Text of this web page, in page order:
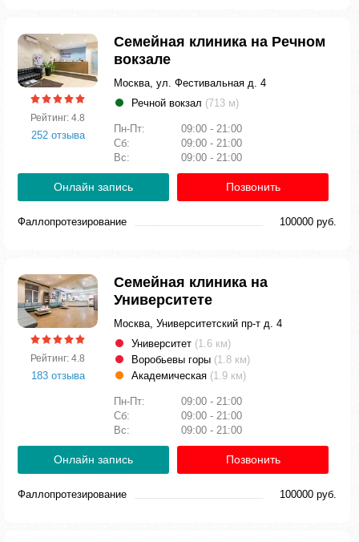
Рейтинг: 4.8
252 отзыва
Семейная клиника на Речном
вокзале
Москва, ул. Фестивальная д. 4
Речной вокзал (713 м)
Пн-Пт:
09:00 - 21:00
Сб:
09:00 - 21:00
Вс:
09:00 - 21:00
Онлайн запись Позвонить
Фаллопротезирование 100000 руб.
Рейтинг: 4.8
183 отзыва
Семейная клиника на
Университете
Москва, Университетский пр-т д. 4
Университет (1.6 км)
Воробьевы горы (1.8 км)
Академическая (1.9 км)
Пн-Пт:
09:00 - 21:00
Сб:
09:00 - 21:00
Вс:
09:00 - 21:00
Онлайн запись Позвонить
Фаллопротезирование 100000 руб.